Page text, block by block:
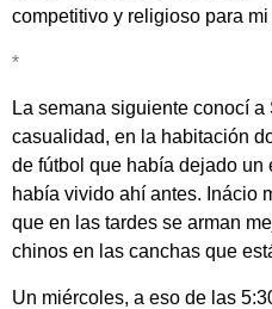
competitivo y religioso para mi
*
La semana siguiente conocí
casualidad, en la habitación
de fútbol que había dejado un
había vivido ahí antes. Inácio
que en las tardes se arman
chinos en las canchas que
Un miércoles, a eso de las